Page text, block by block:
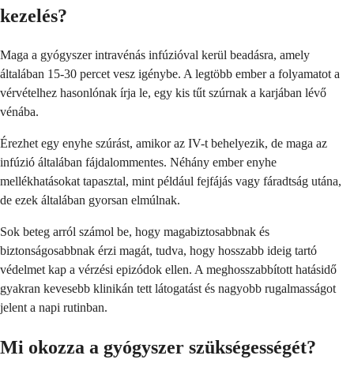
kezelés?
Maga a gyógyszer intravénás infúzióval kerül beadásra, amely
általában 15-30 percet vesz igénybe. A legtöbb ember a folyamatot a
vérvételhez hasonlónak írja le, egy kis tűt szúrnak a karjában lévő
vénába.
Érezhet egy enyhe szúrást, amikor az IV-t behelyezik, de maga az
infúzió általában fájdalommentes. Néhány ember enyhe
mellékhatásokat tapasztal, mint például fejfájás vagy fáradtság utána,
de ezek általában gyorsan elmúlnak.
Sok beteg arról számol be, hogy magabiztosabbnak és
biztonságosabbnak érzi magát, tudva, hogy hosszabb ideig tartó
védelmet kap a vérzési epizódok ellen. A meghosszabbított hatásidő
gyakran kevesebb klinikán tett látogatást és nagyobb rugalmasságot
jelent a napi rutinban.
Mi okozza a gyógyszer szükségességét?